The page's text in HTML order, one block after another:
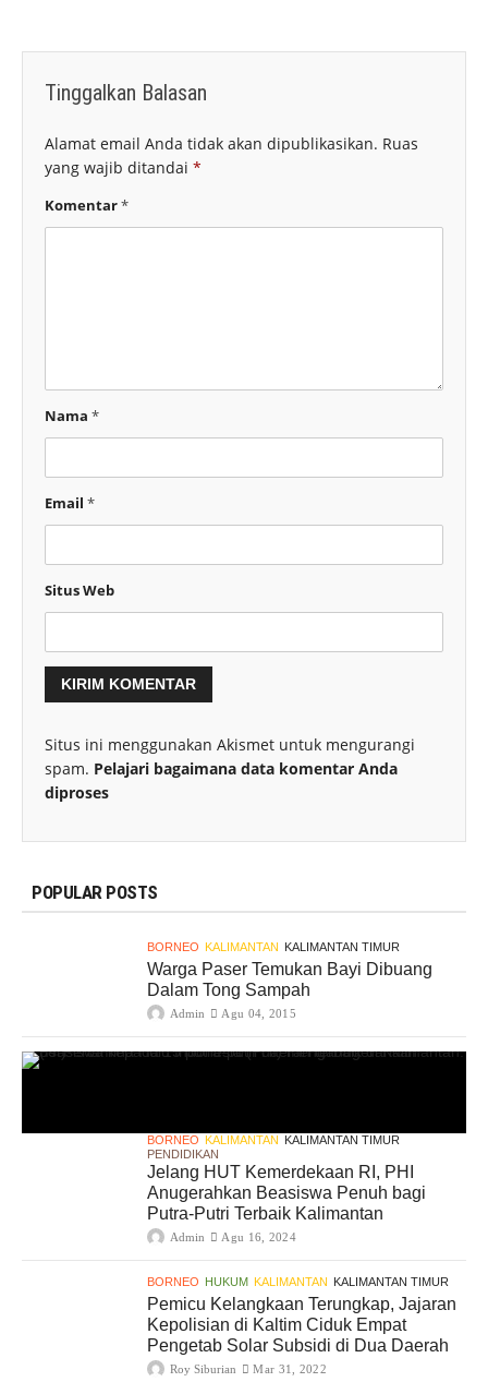
Tinggalkan Balasan
Alamat email Anda tidak akan dipublikasikan. Ruas
yang wajib ditandai *
Komentar*
Nama *
Email *
Situs Web
Situs ini menggunakan Akismet untuk mengurangi
spam. Pelajari bagaimana data komentar Anda
diproses
POPULAR POSTS
BORNEO KALIMANTAN KALIMANTAN TIMUR
Warga Paser Temukan Bayi Dibuang
Dalam Tong Sampah
Admin Agu 04, 2015
BORNEO KALIMANTAN KALIMANTAN TIMUR
PENDIDIKAN
Jelang HUT Kemerdekaan RI, PHI
Anugerahkan Beasiswa Penuh bagi
Putra-Putri Terbaik Kalimantan
Admin Agu 16, 2024
BORNEO HUKUM KALIMANTAN KALIMANTAN TIMUR
Pemicu Kelangkaan Terungkap, Jajaran
Kepolisian di Kaltim Ciduk Empat
Pengetab Solar Subsidi di Dua Daerah
Roy Siburian Mar 31, 2022